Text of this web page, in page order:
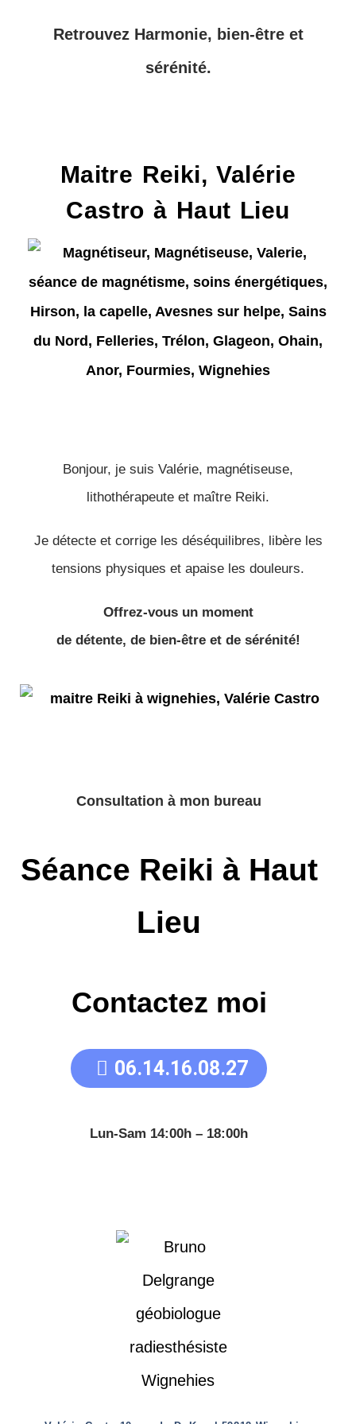
Retrouvez Harmonie, bien-être et
sérénité.
Maitre Reiki, Valérie
Castro à Haut Lieu
Bonjour, je suis Valérie, magnétiseuse,
lithothérapeute et maître Reiki.
Je détecte et corrige les déséquilibres, libère les
tensions physiques et apaise les douleurs.
Offrez-vous un moment
de détente, de bien-être et de sérénité!
Consultation à mon bureau
Séance Reiki à Haut
Lieu
Contactez moi
06.14.16.08.27
Lun-Sam 14:00h – 18:00h